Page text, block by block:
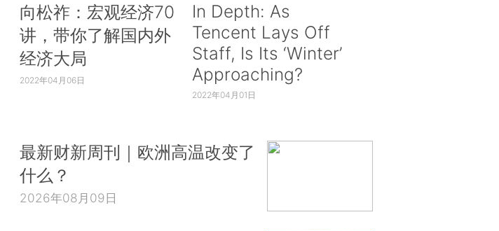
向松祚：宏观经济70
讲，带你了解国内外
经济大局
2022年04月06日
In Depth: As
Tencent Lays Off
Staff, Is Its ‘Winter’
Approaching?
2022年04月01日
最新财新周刊｜欧洲高温改变了
什么？
2026年08月09日